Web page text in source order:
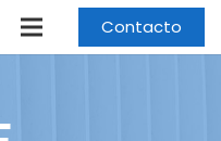
Contacto